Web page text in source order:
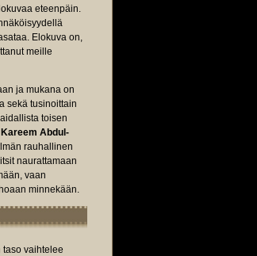
eteenpäin.
Elokuva on,
meille
ja mukana on
sekä tusinoittain
toisen
Kareem Abdul-
rauhallinen
naurattamaan
vaan
minnekään.
taso vaihtelee